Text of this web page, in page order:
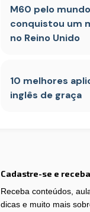
M60 pelo
conquistou um
no Reino Unido
10 melhores
inglês de graça
Cadastre-se e
Receba conteúdos,
dicas e muito mais